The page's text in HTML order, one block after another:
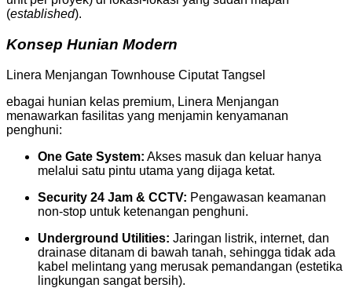
(established).
Konsep Hunian Modern
Linera Menjangan Townhouse Ciputat Tangsel
ebagai hunian kelas premium, Linera Menjangan
menawarkan fasilitas yang menjamin kenyamanan
penghuni:
One Gate System: Akses masuk dan keluar hanya
melalui satu pintu utama yang dijaga ketat.
Security 24 Jam & CCTV: Pengawasan keamanan
non-stop untuk ketenangan penghuni.
Underground Utilities: Jaringan listrik, internet, dan
drainase ditanam di bawah tanah, sehingga tidak ada
kabel melintang yang merusak pemandangan (estetika
lingkungan sangat bersih).